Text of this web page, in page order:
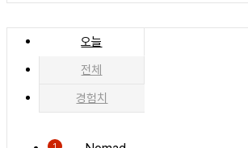
오늘
전체
경험치